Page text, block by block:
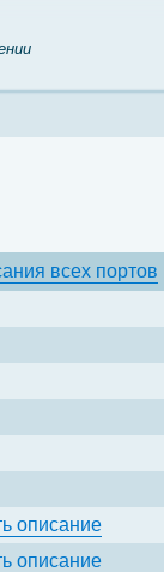
всех портов
описание
описание